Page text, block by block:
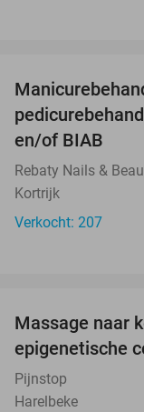
en/of BIAB
Rebaty Nails &
Kortrijk
Verkocht: 207
Massage naar
epigenetische
Pijnstop
Harelbeke